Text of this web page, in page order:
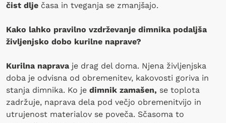
čist dlje časa in tveganja se zmanjšajo.
Kako lahko pravilno vzdrževanje dimnika podaljša
življenjsko dobo kurilne naprave?
Kurilna naprava je drag del doma. Njena življenjska
doba je odvisna od obremenitev, kakovosti goriva in
stanja dimnika. Ko je dimnik zamašen, se toplota
zadržuje, naprava dela pod večjo obremenitvijo in
utrujenost materialov se poveča. Sčasoma to